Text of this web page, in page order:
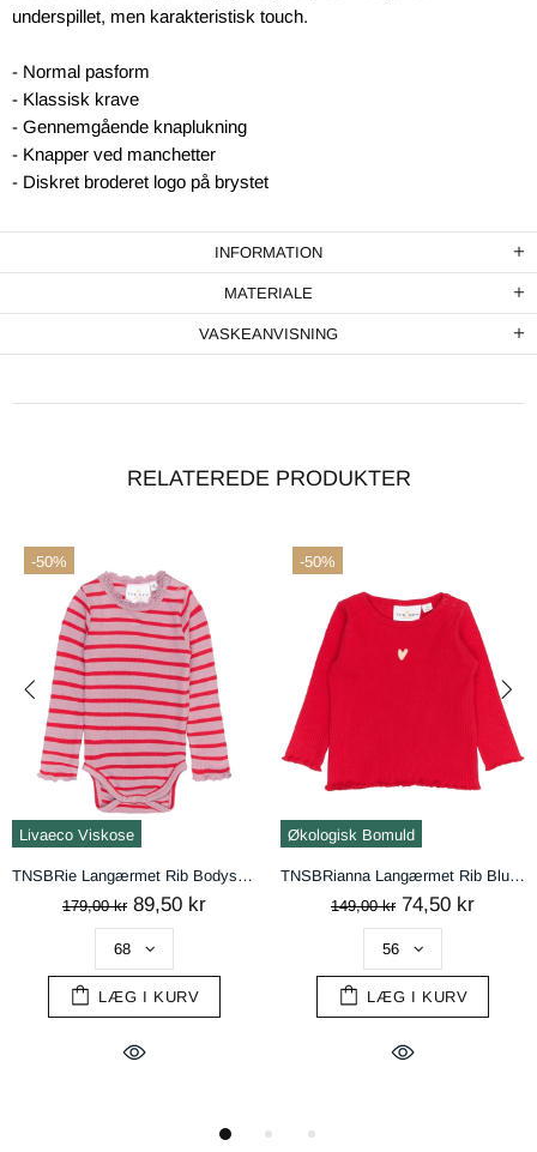
underspillet, men karakteristisk touch.
- Normal pasform
- Klassisk krave
- Gennemgående knaplukning
- Knapper ved manchetter
- Diskret broderet logo på brystet
INFORMATION
MATERIALE
VASKEANVISNING
RELATEREDE PRODUKTER
-50%
Livaeco Viskose
TNSBRie Langærmet Rib Bodystocking - Mauve Shadows Striped
179,00 kr 89,50 kr
LÆG I KURV
-50%
Økologisk Bomuld
TNSBRianna Langærmet Rib Bluse - Ski Patrol
149,00 kr 74,50 kr
LÆG I KURV
handelsbetingelser
ACCEPTÉR